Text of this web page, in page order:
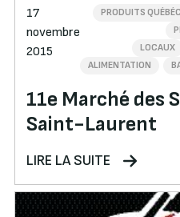
17
novembre
2015
ALIMENTATION
LOCAUX
PRODUITS
11e Marché des
Saint-Laurent
LIRE LA SUITE